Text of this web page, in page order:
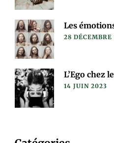
Les
28 DÉCEMBRE
L’Ego chez
14 JUIN 2023